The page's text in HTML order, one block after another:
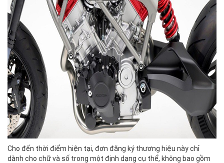
Cho đến thời điểm hiện tại, đơn đăng ký thương hiệu này chỉ
dành cho chữ và số trong một định dạng cụ thể, không bao gồm